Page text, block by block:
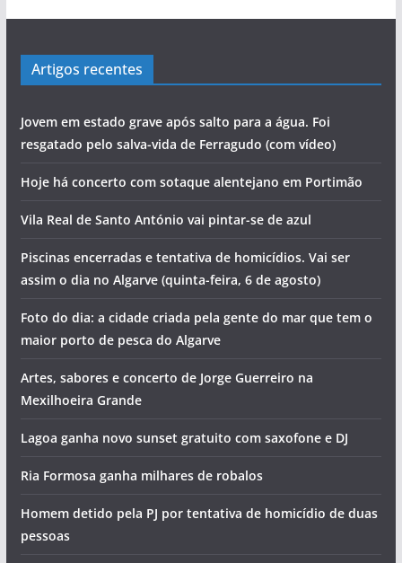
Artigos recentes
Jovem em estado grave após salto para a água. Foi
resgatado pelo salva-vida de Ferragudo (com vídeo)
Hoje há concerto com sotaque alentejano em Portimão
Vila Real de Santo António vai pintar-se de azul
Piscinas encerradas e tentativa de homicídios. Vai ser
assim o dia no Algarve (quinta-feira, 6 de agosto)
Foto do dia: a cidade criada pela gente do mar que tem o
maior porto de pesca do Algarve
Artes, sabores e concerto de Jorge Guerreiro na
Mexilhoeira Grande
Lagoa ganha novo sunset gratuito com saxofone e DJ
Ria Formosa ganha milhares de robalos
Homem detido pela PJ por tentativa de homicídio de duas
pessoas